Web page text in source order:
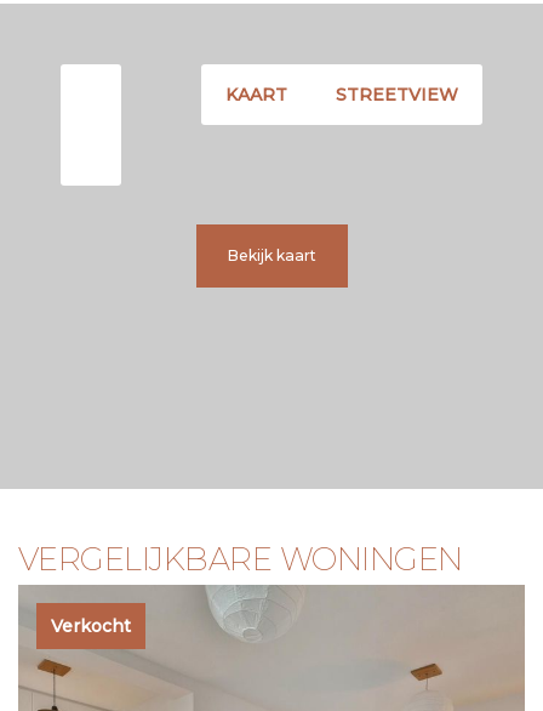
Bekijk kaart
KAART STREETVIEW
VERGELIJKBARE WONINGEN
Verkocht